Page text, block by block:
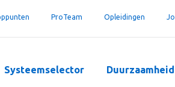
ProTeam Opleidingen
Systeemselector Duurzaamheid